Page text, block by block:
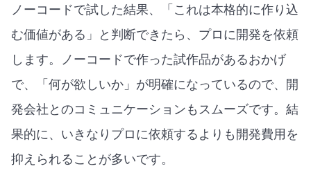
ノーコードで試した結果、「これは本格的に作り込
む価値がある」と判断できたら、プロに開発を依頼
します。ノーコードで作った試作品があるおかげ
で、「何が欲しいか」が明確になっているので、開
発会社とのコミュニケーションもスムーズです。結
果的に、いきなりプロに依頼するよりも開発費用を
抑えられることが多いです。